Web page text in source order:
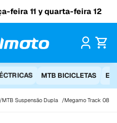
feira 11 y quarta-feira 12
MTB BICICLETAS
MTB Suspensão Dupla Megamo Track 08